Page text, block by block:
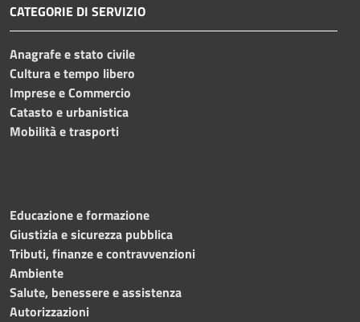
CATEGORIE DI SERVIZIO
Anagrafe e stato civile
Cultura e tempo libero
Imprese e Commercio
Catasto e urbanistica
Mobilità e trasporti
Educazione e formazione
Giustizia e sicurezza pubblica
Tributi, finanze e contravvenzioni
Ambiente
Salute, benessere e assistenza
Autorizzazioni